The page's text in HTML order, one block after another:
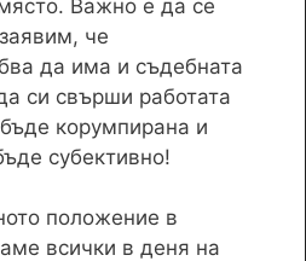
Важно е да се
че
да има и съдебната
си свърши работата
корумпирана и
субективно!
положение в
всички в деня на